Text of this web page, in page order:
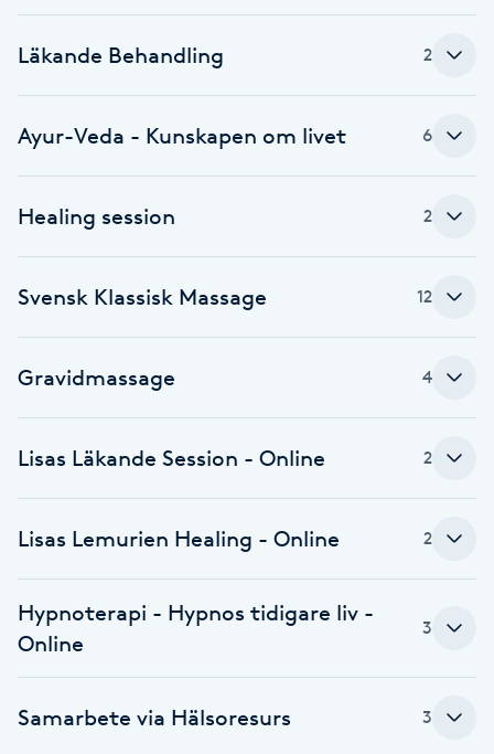
Fotsvamp
Fransar
Fransborttagning
Fransförlängning Megavolym
Fransförlängning Volym
Fransrengöring
Frekvensterapi
Läkande Behandling 2
Ayur-Veda - Kunskapen om livet 6
Healing session 2
Svensk Klassisk Massage 12
Gravidmassage 4
Lisas Läkande Session - Online 2
Lisas Lemurien Healing - Online 2
Hypnoterapi - Hypnos tidigare liv -
Online
3
Samarbete via Hälsoresurs 3